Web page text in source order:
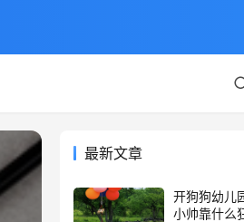
最新文章
开狗狗幼儿
小帅靠什么